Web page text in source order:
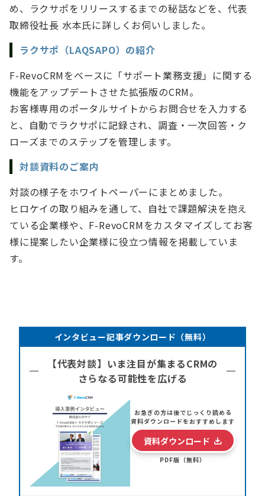
め、ラクサポをリリースするまでの秘話などを、代表
取締役社長 水本氏に詳しくお伺いしました。
ラクサポ（LAQSAPO）の紹介
F-RevoCRMをベースに「サポート業務支援」に関する
機能をアップデートさせた拡張版のCRM。
お客様専用のポータルサイトからお問合せを入力する
と、自動でラクサポに記録され、調査・一次回答・ク
ローズまでのステップを管理します。
対談資料のご案内
対談の様子をホワイトペーパーにまとめました。
ヒロケイの取り組みを通して、自社で課題解決を抱え
ている企業様や、F-RevoCRMをカスタマイズしてお客
様に提案したい企業様に役立つ情報を掲載していま
す。
インタビュー記事ダウンロード（無料）
【代表対談】いま注目が集まるCRMの
さらなる可能性を広げる
お急ぎの方は後でじっくり読める
資料ダウンロードをおすすめします
資料ダウンロード
PDF版（無料）